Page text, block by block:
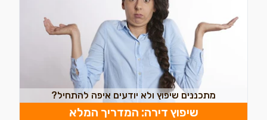
מתכננים שיפוץ ולא יודעים איפה להתחיל?
שיפוץ דירה: המדריך המלא